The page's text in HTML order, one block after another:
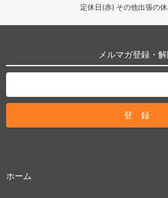
定休日(赤) その他出張の
メルマガ登録・
ホーム